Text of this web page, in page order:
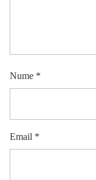
Nume *
Email *